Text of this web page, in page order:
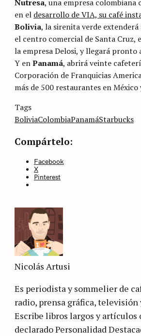
Nutresa, una empresa colombiana
en el desarrollo de VIA, su café
Bolivia, la sirenita verde extenderá
el centro comercial de Santa Cruz,
la empresa Delosi, y llegará pronto
Y enPanamá, abrirá veinte
Corporación de Franquicias
más de 500 restaurantes en
Categories
categoría
Tags
BoliviaColombiaPanamáStarbucks
Compártelo:
Facebook
X
Pinterest
Nicolás Artusi
Es periodista y sommelier de
radio, prensa gráfica,
Escribe libros largos y artículos
declarado Personalidad